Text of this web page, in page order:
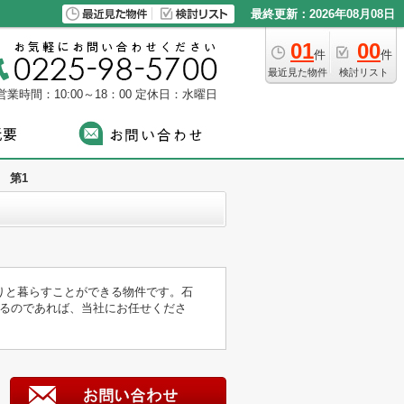
最終更新：2026年08月08日
01件
最近見た物件
00件
検討リスト
業時間：10:00～18：00 定休日：水曜日
第1
暮らすことができる物件です。石
のであれば、当社にお任せくださ